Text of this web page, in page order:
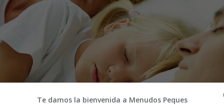
Te damos la bienvenida a Menudos Peques